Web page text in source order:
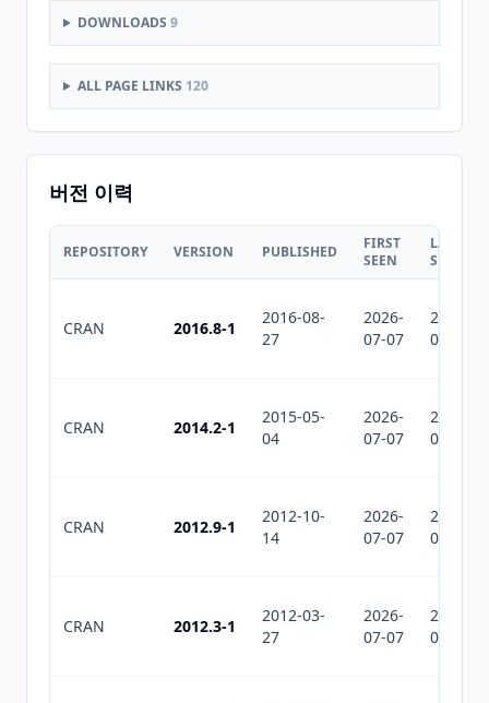
DOWNLOADS 9
ALL PAGE LINKS 120
버전 이력
REPOSITORY VERSION PUBLISHED
FIRST
SEEN
LAST
SEEN
CRAN 2016.8-1
2016-08-
27
2026-
07-07
2026-
07-07
CRAN 2014.2-1
2015-05-
04
2026-
07-07
2026-
07-07
CRAN 2012.9-1
2012-10-
14
2026-
07-07
2026-
07-07
CRAN 2012.3-1
2012-03-
27
2026-
07-07
2026-
07-07